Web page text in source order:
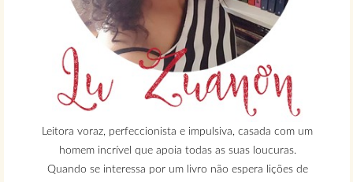
Leitora voraz, perfeccionista e impulsiva, casada com um
homem incrível que apoia todas as suas loucuras.
Quando se interessa por um livro não espera lições de